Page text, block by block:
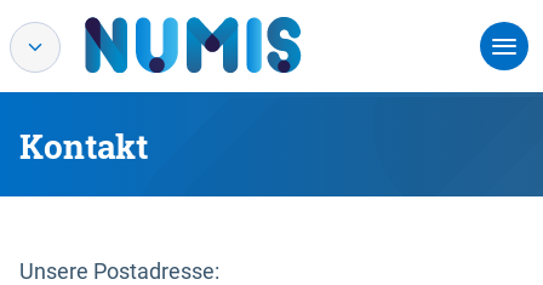
Kontakt
Unsere Postadresse: